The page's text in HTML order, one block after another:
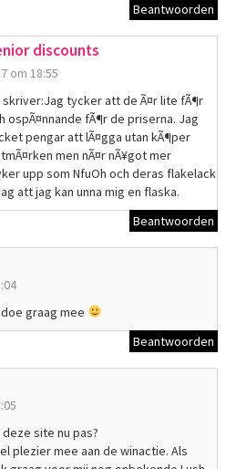
Beantwoorden
discounts
om 18:55
tycker att de Ã¤r lite fÃ¶r
ospÃ¤nnande fÃ¶r de priserna. Jag
pengar att lÃ¤gga utan kÃ¶per
men nÃ¤r nÃ¥got mer
upp som NfuOh och deras flakelack
att jag kan unna mig en flaska.
Beantwoorden
graag mee
Beantwoorden
site nu pas?
plezier mee aan de winactie. Als